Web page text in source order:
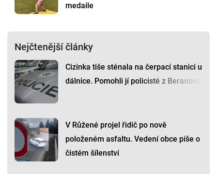
medaile
Nejčtenější články
Cizinka tiše sténala na čerpací stanici u
dálnice. Pomohli jí policisté z Beranova
V Růžené projel řidič po nově
položeném asfaltu. Vedení obce píše o
čistém šílenství